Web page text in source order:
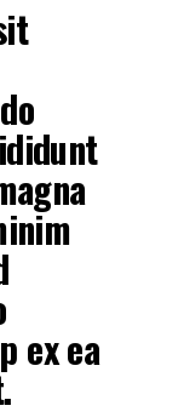
ex ea